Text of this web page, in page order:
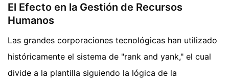
El Efecto en la Gestión de Recursos
Humanos
Las grandes corporaciones tecnológicas han utilizado
históricamente el sistema de "rank and yank," el cual
divide a la plantilla siguiendo la lógica de la